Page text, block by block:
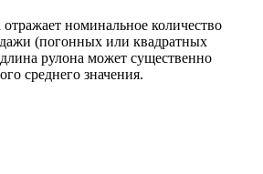
номинальное количество
(погонных или квадратных
рулона может существенно
среднего значения.